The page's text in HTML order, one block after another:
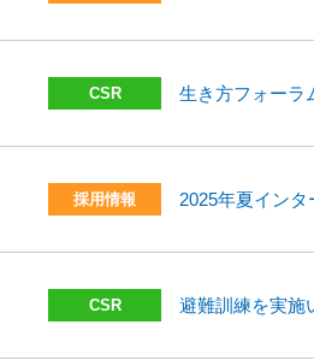
CSR 生き方フォーラ
採用情報 2025年夏イン
CSR 避難訓練を実施